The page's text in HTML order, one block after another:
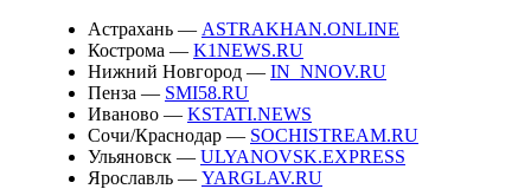
Астрахань — ASTRAKHAN.ONLINE
Кострома — K1NEWS.RU
Нижний Новгород — IN_NNOV.RU
Пенза — SMI58.RU
Иваново — KSTATI.NEWS
Сочи/Краснодар — SOCHISTREAM.RU
Ульяновск — ULYANOVSK.EXPRESS
Ярославль — YARGLAV.RU